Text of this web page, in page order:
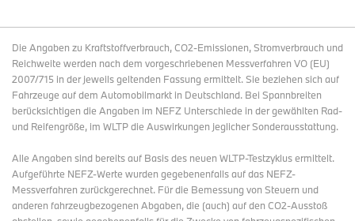
Die Angaben zu Kraftstoffverbrauch, CO2-Emissionen, Stromverbrauch und
Reichweite werden nach dem vorgeschriebenen Messverfahren VO (EU)
2007/715 in der jeweils geltenden Fassung ermittelt. Sie beziehen sich auf
Fahrzeuge auf dem Automobilmarkt in Deutschland. Bei Spannbreiten
berücksichtigen die Angaben im NEFZ Unterschiede in der gewählten Rad-
und Reifengröße, im WLTP die Auswirkungen jeglicher Sonderausstattung.
Alle Angaben sind bereits auf Basis des neuen WLTP-Testzyklus ermittelt.
Aufgeführte NEFZ-Werte wurden gegebenenfalls auf das NEFZ-
Messverfahren zurückgerechnet. Für die Bemessung von Steuern und
anderen fahrzeugbezogenen Abgaben, die (auch) auf den CO2-Ausstoß